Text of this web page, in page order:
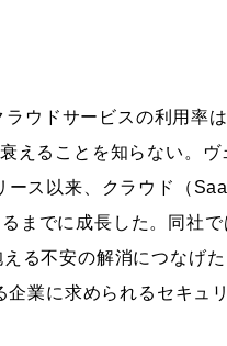
ラウドサービスの利用率
えることを知らない。ヴ
ース以来、クラウド（
までに成長した。同社
る不安の解消につなげ
業に求められるセキュ